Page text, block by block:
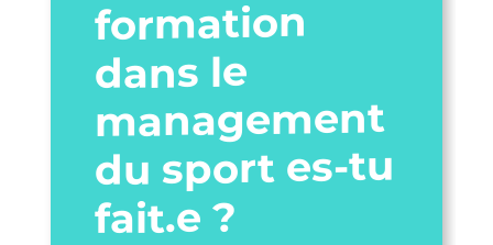
formation
dans le
management
du sport es-tu
fait.e ?